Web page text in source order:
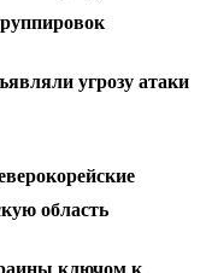
угрозу атаки
область
ключом к